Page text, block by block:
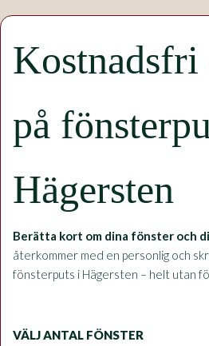
på
Hägersten
Berätta kort om dina fönster och
återkommer med en personlig och
fönsterputs i Hägersten – helt utan
VÄLJ ANTAL FÖNSTER